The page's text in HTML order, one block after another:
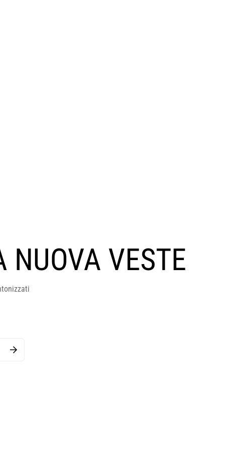
NUOVA VESTE